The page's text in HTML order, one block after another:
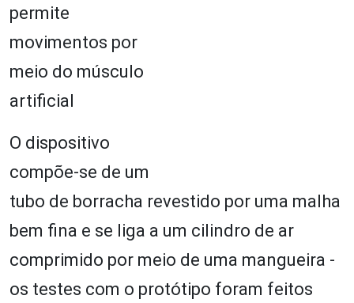
permite
movimentos por
meio do músculo
artificial
O dispositivo
compõe-se de um
tubo de borracha revestido por uma malha
bem fina e se liga a um cilindro de ar
comprimido por meio de uma mangueira ‐
os testes com o protótipo foram feitos